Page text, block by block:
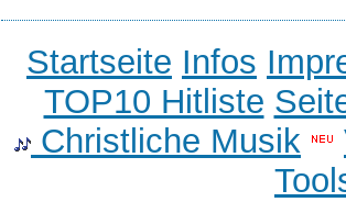
Startseite Infos
TOP10 Hitliste
Christliche Musik